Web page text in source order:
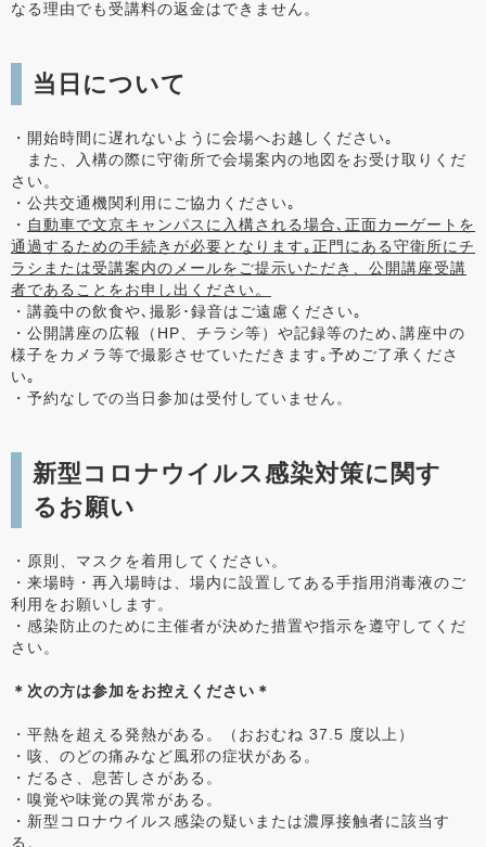
なる理由でも受講料の返金はできません。
当日について
・開始時間に遅れないように会場へお越しください｡
また、入構の際に守衛所で会場案内の地図をお受け取りくだ
さい。
・公共交通機関利用にご協力ください｡
・ 自動車で文京キャンパスに入構される場合､正面カーゲートを
通過するための手続きが必要となります｡正門にある守衛所にチ
ラシまたは受講案内のメールをご提示いただき、公開講座受講
者であることをお申し出ください。
・講義中の飲食や､撮影･録音はご遠慮ください｡
・公開講座の広報（HP、チラシ等）や記録等のため､講座中の
様子をカメラ等で撮影させていただきます｡予めご了承くださ
い｡
・予約なしでの当日参加は受付していません。
新型コロナウイルス感染対策に関す
るお願い
・原則、マスクを着用してください。
・来場時・再入場時は、場内に設置してある手指用消毒液のご
利用をお願いします。
・感染防止のために主催者が決めた措置や指示を遵守してくだ
さい。
＊次の方は参加をお控えください＊
・平熱を超える発熱がある。（おおむね 37.5 度以上）
・咳、のどの痛みなど風邪の症状がある。
・だるさ、息苦しさがある。
・嗅覚や味覚の異常がある。
・新型コロナウイルス感染の疑いまたは濃厚接触者に該当す
る。